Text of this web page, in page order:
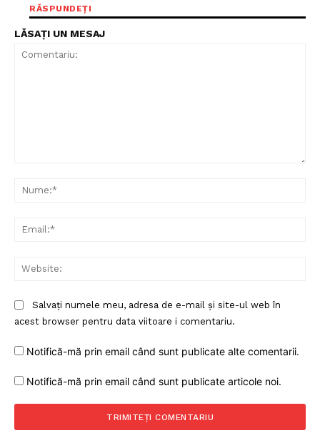
RĂSPUNDEȚI
LĂSAȚI UN MESAJ
Salvați numele meu, adresa de e-mail și site-ul web în
acest browser pentru data viitoare i comentariu.
Notifică-mă prin email când sunt publicate alte comentarii.
Notifică-mă prin email când sunt publicate articole noi.